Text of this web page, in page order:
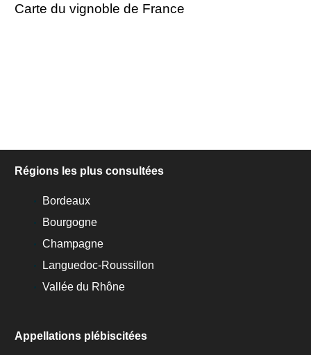
Carte du vignoble de France
Régions les plus consultées
Bordeaux
Bourgogne
Champagne
Languedoc-Roussillon
Vallée du Rhône
Appellations plébiscitées